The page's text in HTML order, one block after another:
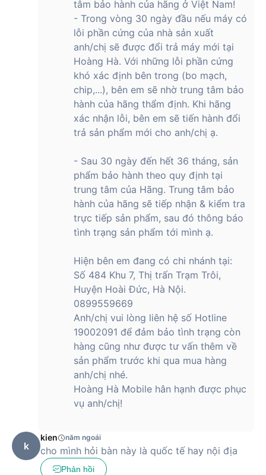
tâm bảo hành của hãng ở Việt Nam!
- Trong vòng 30 ngày đầu nếu máy có
lỗi phần cứng của nhà sản xuất
anh/chị sẽ được đổi trả máy mới tại
Hoàng Hà. Với những lỗi phần cứng
khó xác định bên trong (bo mạch,
chip,...), bên em sẽ nhờ trung tâm bảo
hành của hãng thẩm định. Khi hãng
xác nhận lỗi, bên em sẽ tiến hành đổi
trả sản phẩm mới cho anh/chị ạ.
- Sau 30 ngày đến hết 36 tháng, sản
phẩm bảo hành theo quy định tại
trung tâm của Hãng. Trung tâm bảo
hành của hãng sẽ tiếp nhận & kiểm tra
trực tiếp sản phẩm, sau đó thông báo
tình trạng sản phẩm tới mình ạ.
Hiện bên em đang có chi nhánh tại:
Số 484 Khu 7, Thị trấn Trạm Trôi,
Huyện Hoài Đức, Hà Nội.
0899559669
Anh/chị vui lòng liên hệ số Hotline
19002091 để đảm bảo tình trạng còn
hàng cũng như được tư vấn thêm về
sản phẩm trước khi qua mua hàng
anh/chị nhé.
Hoàng Hà Mobile hân hạnh được phục
vụ anh/chị!
k
kien năm ngoái
cho mình hỏi bàn này là quốc tế hay nội địa
Phản hồi